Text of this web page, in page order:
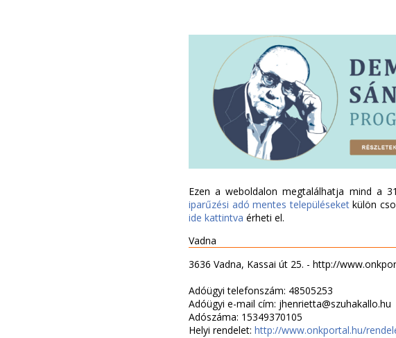
Ezen a weboldalon megtalálhatja mind a
iparűzési adó mentes településeketkülön
ide kattintva érheti el.
Vadna
3636 Vadna, Kassai út 25. - http://
Adóügyi telefonszám: 48505253
Adóügyi e-mail cím: jhenrietta@szuhakallo.hu
Adószáma: 15349370105
Helyi rendelet: http://www.onkportal.hu/